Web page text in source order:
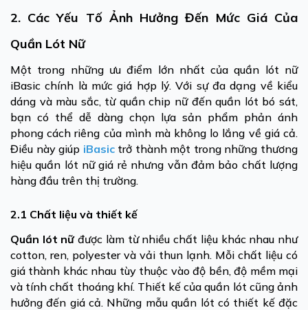
2. Các Yếu Tố Ảnh Hưởng Đến Mức Giá Của
Quần Lót Nữ
Một trong những ưu điểm lớn nhất của quần lót nữ
iBasic chính là mức giá hợp lý. Với sự đa dạng về kiểu
dáng và màu sắc, từ quần chip nữ đến quần lót bó sát,
bạn có thể dễ dàng chọn lựa sản phẩm phản ánh
phong cách riêng của mình mà không lo lắng về giá cả.
Điều này giúp iBasictrở thành một trong những thương
hiệu quần lót nữ giá rẻ nhưng vẫn đảm bảo chất lượng
hàng đầu trên thị trường.
2.1 Chất liệu và thiết kế
Quần lót nữđược làm từ nhiều chất liệu khác nhau như
cotton, ren, polyester và vải thun lạnh. Mỗi chất liệu có
giá thành khác nhau tùy thuộc vào độ bền, độ mềm mại
và tính chất thoáng khí. Thiết kế của quần lót cũng ảnh
hưởng đến giá cả. Những mẫu quần lót có thiết kế đặc